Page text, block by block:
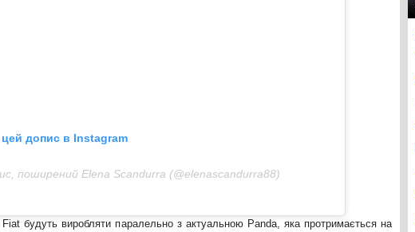
цей допис в Instagram
поширений Elena Scandurra (@elenascandurra88)
будуть виробляти паралельно з актуальною Panda, яка протримається на